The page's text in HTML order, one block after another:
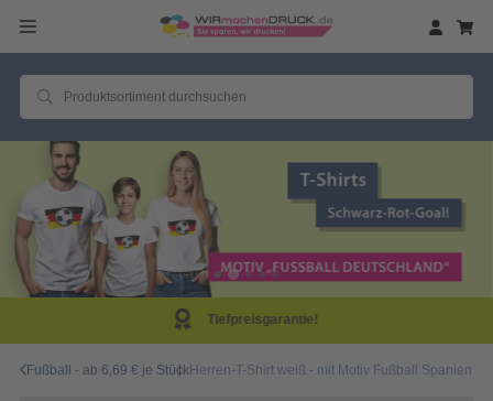
Same Day Produktion!
Fußball - ab 6,69 € je StückHerren-T-Shirt weiß - mit Motiv Fußball Spanien